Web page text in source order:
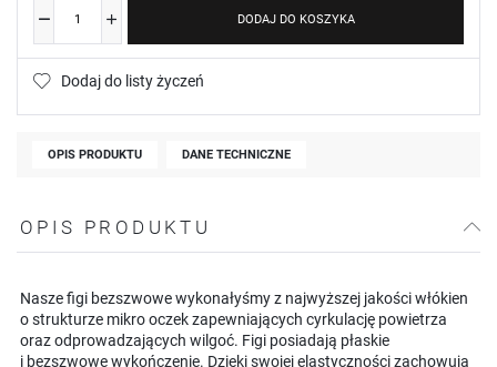
DODAJ DO KOSZYKA
Dodaj do listy życzeń
OPIS PRODUKTU DANE TECHNICZNE
OPIS PRODUKTU
Nasze figi bezszwowe wykonałyśmy z najwyższej jakości włókien
o strukturze mikro oczek zapewniających cyrkulację powietrza
oraz odprowadzających wilgoć. Figi posiadają płaskie
i bezszwowe wykończenie. Dzięki swojej elastyczności zachowują